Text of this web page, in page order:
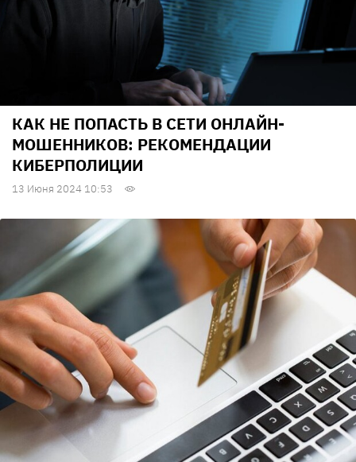
КАК НЕ ПОПАСТЬ В СЕТИ ОНЛАЙН-
МОШЕННИКОВ: РЕКОМЕНДАЦИИ
КИБЕРПОЛИЦИИ
13 Июня 2024 10:53